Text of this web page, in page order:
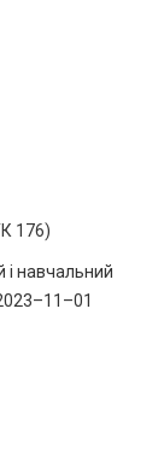
176)
навчальний